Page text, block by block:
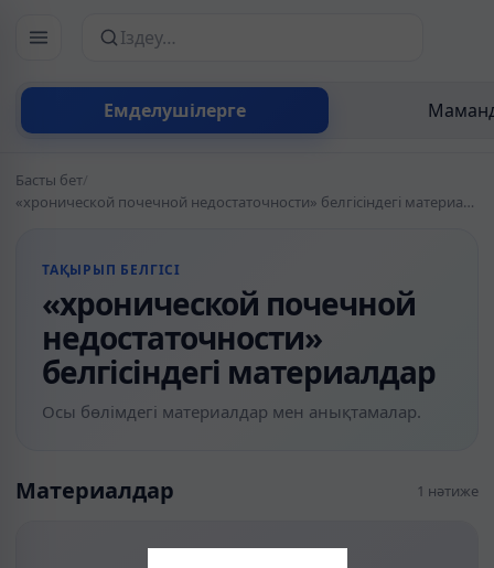
Емделушілерге
Сайттан іздеу
Басты бет/
«хронической почечной недостаточности» белгісіндегі материалдар
ТАҚЫРЫП БЕЛГІСІ
«хронической почечной
недостаточности»
белгісіндегі материалдар
Осы бөлімдегі материалдар мен анықтамалар.
Материалдар 1 нәтиже